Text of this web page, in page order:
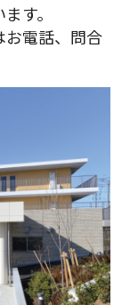
す。
お電話、問合